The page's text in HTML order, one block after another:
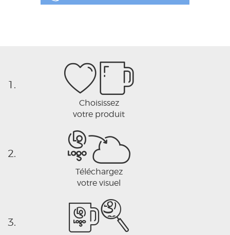
1.
Choisissez
votre produit
2.
Téléchargez
votre visuel
3.